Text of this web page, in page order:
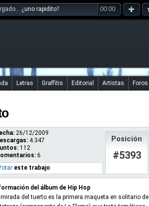
¿uno rapidito? 00:00
Letras Graffitis Editorial Artistas Foros
26/12/2009
4.347
112
6
este trabajo
Posición
#5393
del álbum de Hip Hop
mirada del tuerto es la primera maqueta en solitario de